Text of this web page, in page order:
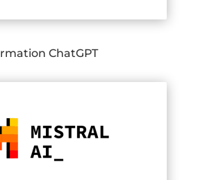
ChatGPT